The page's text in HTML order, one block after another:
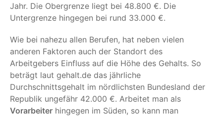
Jahr. Die Obergrenze liegt bei 48.800 €. Die
Untergrenze hingegen bei rund 33.000 €.
Wie bei nahezu allen Berufen, hat neben vielen
anderen Faktoren auch der Standort des
Arbeitgebers Einfluss auf die Höhe des Gehalts. So
beträgt laut gehalt.de das jährliche
Durchschnittsgehalt im nördlichsten Bundesland der
Republik ungefähr 42.000 €. Arbeitet man als
Vorarbeiter hingegen im Süden, so kann man